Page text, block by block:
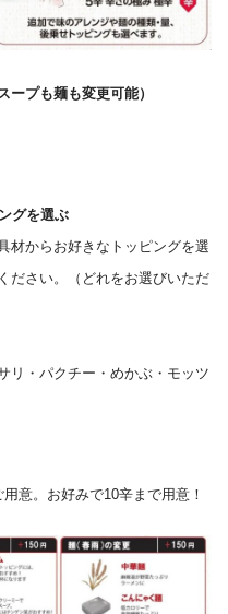
プも麺も変更可能）
グを選ぶ
材からお好きなトッピングを選
ださい。（どれをお選びいただ
リ・パクチー・めかぶ・モッツ
意。お好みで10辛まで用意！